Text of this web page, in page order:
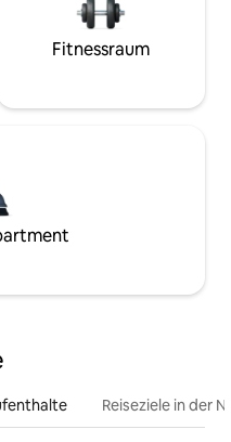
Fitnessraum
Reiseziele in der